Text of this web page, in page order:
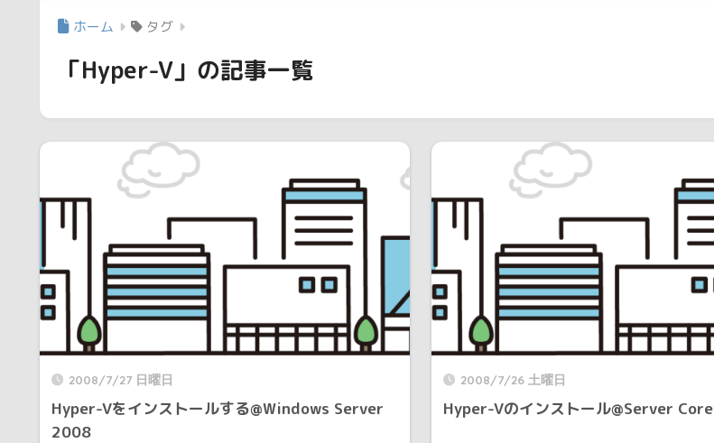
ホーム タグ
「Hyper-V」の記事一覧
2008/7/27 日曜日
Hyper-Vをインストールする@Windows Server
2008
2008/7/26 土曜日
Hyper-Vのインストール@Server Core